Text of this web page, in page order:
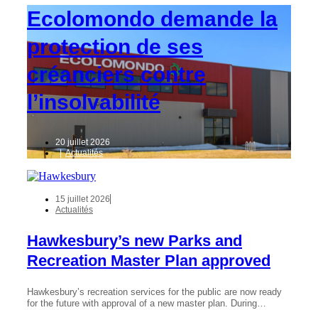
Ecolomondo demande la
protection de ses
créanciers contre
l’insolvabilité
20 juillet 2026
|Actualités
15 juillet 2026
Actualités
Hawkesbury’s new Parks and
Recreation Master Plan approved
Hawkesbury’s recreation services for the public are now ready
for the future with approval of a new master plan. During…